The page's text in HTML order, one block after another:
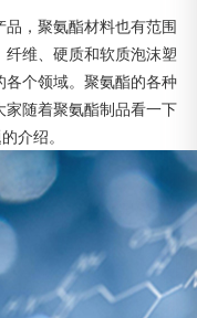
，聚氨酯材料也有范围
维、硬质和软质泡沫塑
个领域。聚氨酯的各种
家随着聚氨酯制品看一下
介绍。